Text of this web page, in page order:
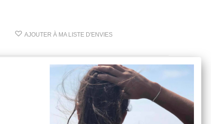
AJOUTER À MA LISTE D'ENVIES